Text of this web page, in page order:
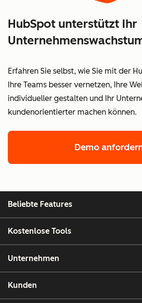
HubSpot unterstützt Ihr
Erfahren Sie selbst, wie Sie mit der
Ihre Teams besser vernetzen, Ihre
individueller gestalten und Ihr
kundenorientierter machen können.
Demo
Beliebte Features
Kostenlose Tools
Unternehmen
Kunden